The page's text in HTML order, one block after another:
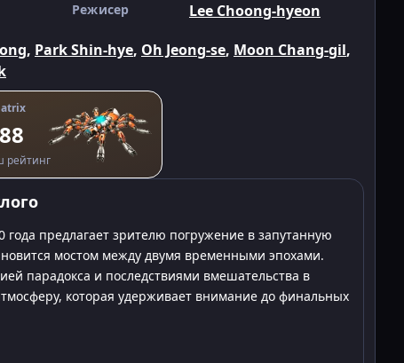
Режисер Lee Choong-hyeon
, Park Shin-hye, Oh Jeong-se, Moon Chang-gil,
рейтинг
года предлагает зрителю погружение в запутанную
мостом между двумя временными эпохами.
парадокса и последствиями вмешательства в
которая удерживает внимание до финальных